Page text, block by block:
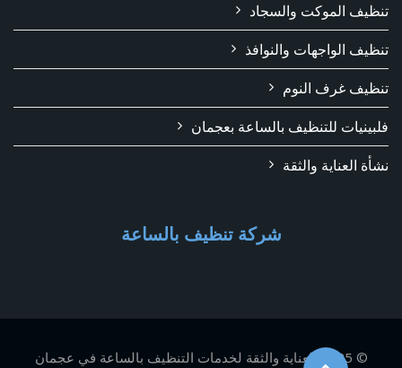
تنظيف الموكت والسجاد
تنظيف الواجهات والنوافذ
تنظيف غرف النوم
فلبينيات للتنظيف بالساعة بعجمان
نشأة العناية والثقة
شركة تنظيف بالساعة
© 2025 العناية والثقة لخدمات التنظيف بالساعة في عجمان